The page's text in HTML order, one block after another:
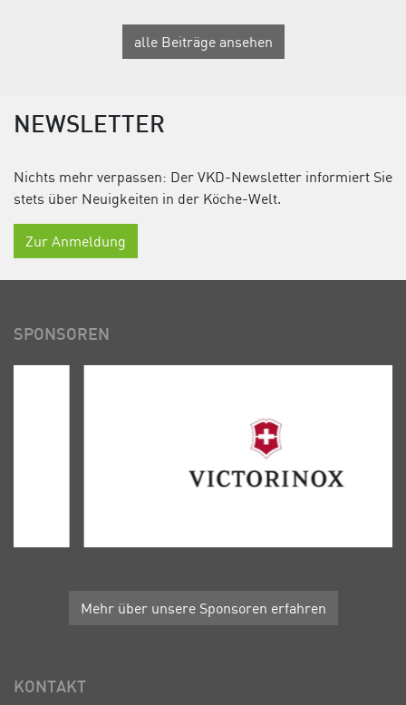
alle Beiträge ansehen
NEWSLETTER
Nichts mehr verpassen: Der VKD-Newsletter informiert Sie
stets über Neuigkeiten in der Köche-Welt.
Zur Anmeldung
SPONSOREN
Mehr über unsere Sponsoren erfahren
KONTAKT